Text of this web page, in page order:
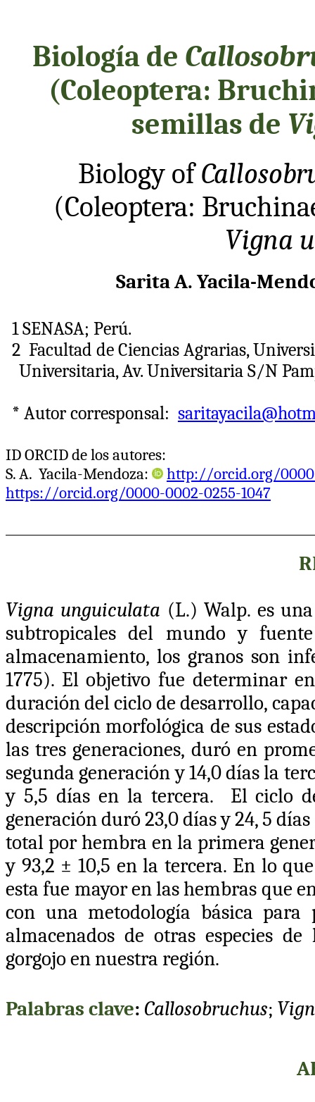
Biología de
(Coleoptera:
semillas de
Biology of
(Coleoptera:
Vigna
Sarita A. Yacila-
1 SENASA; Perú.
2 Facultad de Ciencias Agrarias,
Universitaria, Av. Universitaria S/N
* Autorcorresponsal:
ID ORCID de los autores:
S. A. Yacila-Mendoza:
http://orcid.org/0000-
https://orcid.org/0000-0002-0255-1047
Vigna unguiculata (L.) Walp. es
subtropicales del mundo y
almacenamiento, los granos son
1775). El objetivo fue determinar
duración del ciclo de desarrollo,
descripción morfológica de sus
las tres generaciones, duró en
segunda generación y 14,0 días la
y 5,5 días en la tercera. El ciclo
generación duró 23,0 días y 24, 5
total por hembra en la primera
y 93,2 ± 10,5 en la tercera. En lo
esta fue mayor en las hembras que
con una metodología básica para
almacenados de otras especies
gorgojo en nuestra región.
Palabras clave: Callosobruchus;